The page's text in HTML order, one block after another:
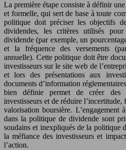
La première étape consiste à définir
et formelle, qui sert de base à toute
politique doit préciser les objectifs
dividendes, les critères utilisés
dividende (par exemple, un
et la fréquence des versements
annuelle). Cette politique doit être
investisseurs sur le site web de
et lors des présentations aux
documents d’information
bien définie permet de créer des
investisseurs et de réduire
valorisation boursière. L’engagement
dans la politique de dividende sont
soudains et inexpliqués de la politique
la méfiance des investisseurs et
l’action.